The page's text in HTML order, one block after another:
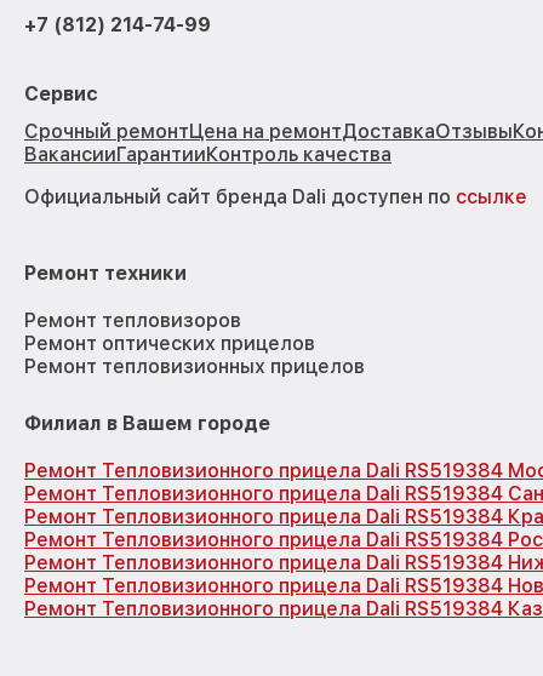
+7 (812) 214-74-99
Сервис
Срочный ремонтЦена на ремонтДоставкаОтзывы
ВакансииГарантииКонтроль качества
Официальный сайт бренда Dali доступен по ссылке
Ремонт техники
Ремонт тепловизоров
Ремонт оптических прицелов
Ремонт тепловизионных прицелов
Филиал в Вашем городе
Ремонт Тепловизионного прицела Dali RS519384
Ремонт Тепловизионного прицела Dali RS519384
Ремонт Тепловизионного прицела Dali RS519384
Ремонт Тепловизионного прицела Dali RS519384
Ремонт Тепловизионного прицела Dali RS519384
Ремонт Тепловизионного прицела Dali RS519384
Ремонт Тепловизионного прицела Dali RS519384